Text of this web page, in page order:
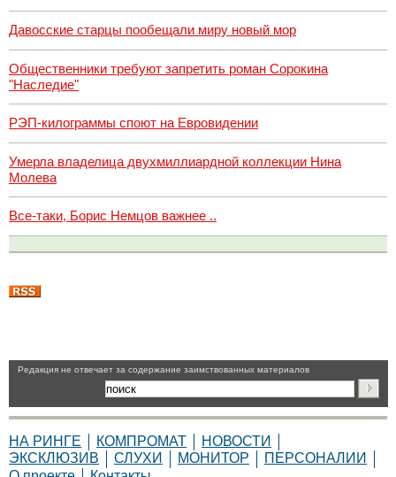
Давосские старцы пообещали миру новый мор
Общественники требуют запретить роман Сорокина
"Наследие"
РЭП-килограммы споют на Евровидении
Умерла владелица двухмиллиардной коллекции Нина
Молева
Все-таки, Борис Немцов важнее ..
Pедакция не отвечает за содержание заимствованных материалов
НА РИНГЕ КОМПРОМАТ
НОВОСТИ
ЭКСКЛЮЗИВ
СЛУХИ МОНИТОР
ПЕРСОНАЛИИ